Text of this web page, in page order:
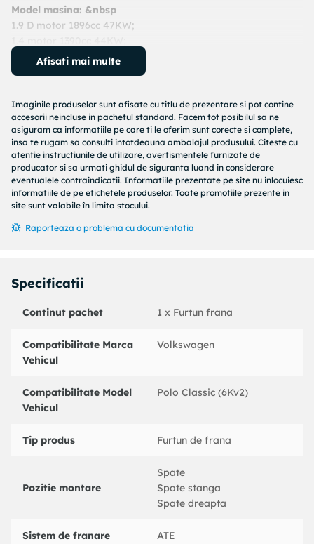
Model masina: &nbsp
1.9 D motor 1896cc 47KW;
1.9 TDI motor 1896cc 81KW;
1.9 D motor 1896cc 50KW;
1.9 TDI motor 1896cc 66KW;
1.9 TDI motor 1896cc 66KW;
1.9 SDI motor 1896cc 47KW;
2.0 i motor 1984cc 85KW;
1.9 TDI Syncro (1HX1) motor 1896cc 66KW;
1.9 TDI motor 1896cc 66KW;
2.0 Syncro motor 1984cc 85KW;
1.9 TDI motor 1896cc 81KW;
57 1.7 SDI motor 1716cc 42KW;
Denumire produs:
Specificatii produs:
Lungime [mm] : 442
Filet exterior [mm] : M10x1
Deschidere cheie : 14/14
Cod MAPP disponibil :
Partea de montare : punte fata
SEAT : 1H0611701F
VAG : 1H0611701
Afisati mai multe
Imaginile produselor sunt afisate cu titlu de prezentare si pot contine
accesorii neincluse in pachetul standard. Facem tot posibilul sa ne
asiguram ca informatiile pe care ti le oferim sunt corecte si complete,
insa te rugam sa consulti intotdeauna ambalajul produsului. Citeste cu
atentie instructiunile de utilizare, avertismentele furnizate de
producator si sa urmati ghidul de siguranta luand in considerare
eventualele contraindicatii. Informatiile prezentate pe site nu inlocuiesc
informatiile de pe etichetele produselor. Toate promotiile prezente in
site sunt valabile în limita stocului.
Raporteaza o problema cu documentatia
Specificatii
Continut pachet 1 x Furtun frana
Compatibilitate Marca
Vehicul
Volkswagen
Compatibilitate Model
Vehicul
Polo Classic (6Kv2)
Tip produs Furtun de frana
Pozitie montare
Spate
Spate stanga
Spate dreapta
Sistem de franare ATE